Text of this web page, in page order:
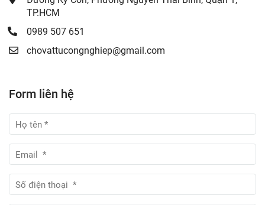
TP.HCM
0989 507 651
chovattucongnghiep@gmail.com
Form liên hệ